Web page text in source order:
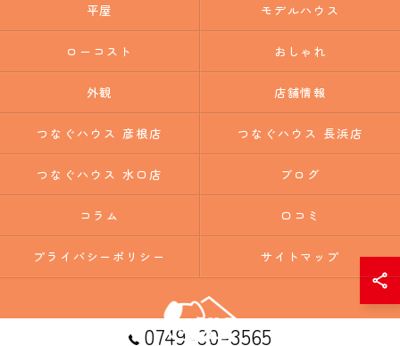
0749-30-3565
平屋 モデルハウス
ローコスト おしゃれ
外観 店舗情報
つなぐハウス 彦根店 つなぐハウス 長浜店
つなぐハウス 水口店 ブログ
コラム 口コミ
プライバシーポリシー サイトマップ